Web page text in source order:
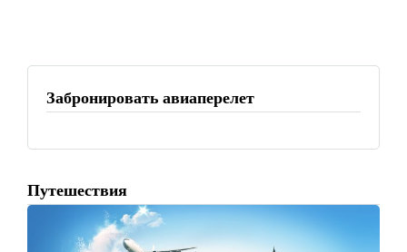
Забронировать авиаперелет
Путешествия